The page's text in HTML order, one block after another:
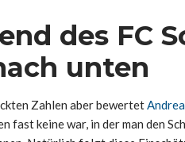
des FC
unten
Zahlen aber bewertet
keine war, in der man den